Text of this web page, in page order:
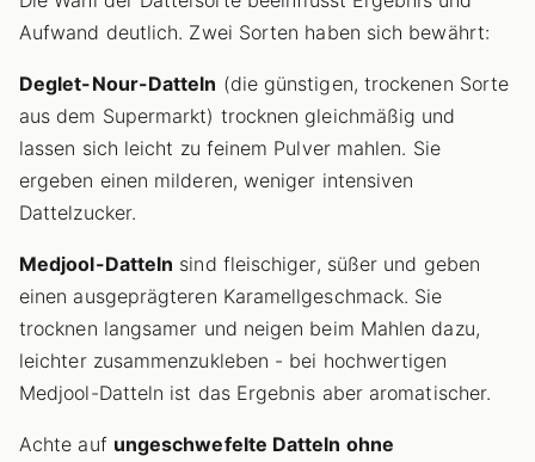
Aufwand deutlich. Zwei Sorten haben sich bewährt:
Deglet-Nour-Datteln (die günstigen, trockenen Sorte
aus dem Supermarkt) trocknen gleichmäßig und
lassen sich leicht zu feinem Pulver mahlen. Sie
ergeben einen milderen, weniger intensiven
Dattelzucker.
Medjool-Datteln sind fleischiger, süßer und geben
einen ausgeprägteren Karamellgeschmack. Sie
trocknen langsamer und neigen beim Mahlen dazu,
leichter zusammenzukleben - bei hochwertigen
Medjool-Datteln ist das Ergebnis aber aromatischer.
Achte auf ungeschwefelte Datteln ohne